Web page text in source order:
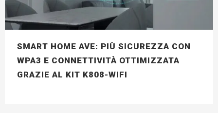
SMART HOME AVE: PIÙ SICUREZZA CON
WPA3 E CONNETTIVITÀ OTTIMIZZATA
GRAZIE AL KIT K808-WIFI